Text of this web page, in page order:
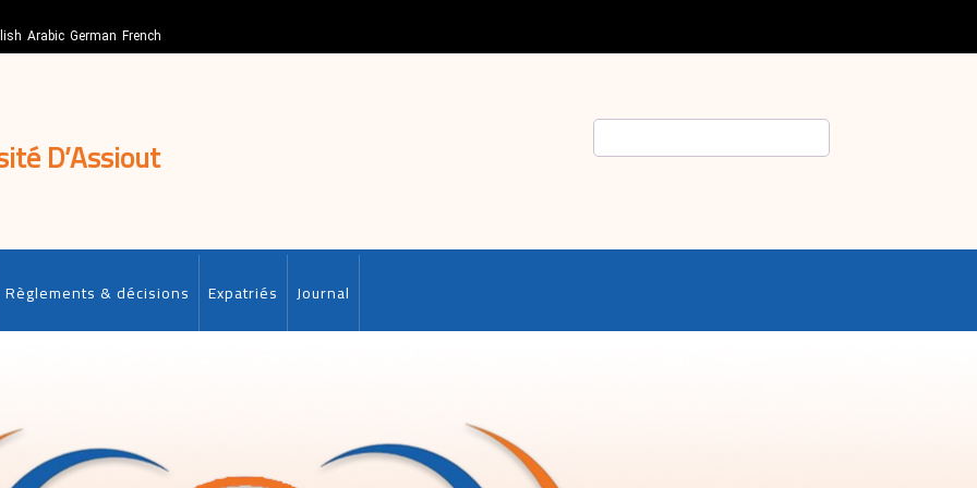
Arabic German French
D’Assiout
Règlements & décisions Expatriés Journal